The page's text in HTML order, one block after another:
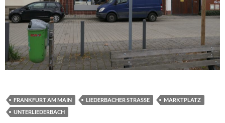
FRANKFURT AM MAIN LIEDERBACHER STRASSE
MARKTPLATZ
UNTERLIEDERBACH